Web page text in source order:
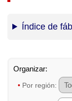
Índice de
• Por región: